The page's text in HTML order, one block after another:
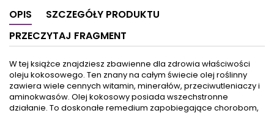
warzywa, owoce, rośliny
odporność, które są nie tylko
sposobem na stres i zdrowie.
Ale również na wzmocnienie
odporności, układu
trawiennego i zdrowej diety
wegetariańskiej. Dzięki
wskazówkom zawartym w tej
Dajemy się złapać w pułapkę
właściwości. Wiele osób płaci
krocie za pokarm mający
chronić ich przed skutkami
spożywania glutenu i innych
związków. Tymczasem wiele
nietolerancji nie wynika z
OPIS
SZCZEGÓŁY PRODUKTU
PRZECZYTAJ FRAGMENT
W tej książce znajdziesz zbawienne dla zdrowia właściwości
oleju kokosowego. Ten znany na całym świecie olej roślinny
zawiera wiele cennych witamin, minerałów, przeciwutleniaczy i
aminokwasów. Olej kokosowy posiada wszechstronne
działanie. To doskonałe remedium zapobiegające chorobom,